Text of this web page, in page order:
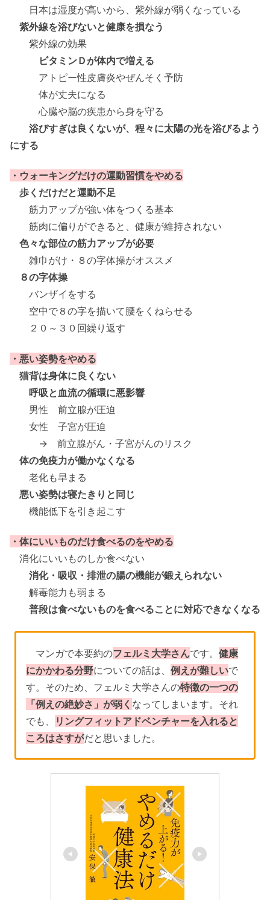
日本は湿度が高いから、紫外線が弱くなっている
紫外線を浴びないと健康を損なう
紫外線の効果
ビタミンＤが体内で増える
アトピー性皮膚炎やぜんそく予防
体が丈夫になる
心臓や脳の疾患から身を守る
浴びすぎは良くないが、程々に太陽の光を浴びるよう
にする
・ウォーキングだけの運動習慣をやめる
歩くだけだと運動不足
筋力アップが強い体をつくる基本
筋肉に偏りができると、健康が維持されない
色々な部位の筋力アップが必要
雑巾がけ・８の字体操がオススメ
８の字体操
バンザイをする
空中で８の字を描いて腰をくねらせる
２０～３０回繰り返す
・悪い姿勢をやめる
猫背は身体に良くない
呼吸と血流の循環に悪影響
男性 前立腺が圧迫
女性 子宮が圧迫
→ 前立腺がん・子宮がんのリスク
体の免疫力が働かなくなる
老化も早まる
悪い姿勢は寝たきりと同じ
機能低下を引き起こす
・体にいいものだけ食べるのをやめる
消化にいいものしか食べない
消化・吸収・排泄の腸の機能が鍛えられない
解毒能力も弱まる
普段は食べないものを食べることに対応できなくなる
マンガで本要約のフェルミ大学さんです。健康
にかかわる分野についての話は、例えが難しいで
す。そのため、フェルミ大学さんの特徴の一つの
「例えの絶妙さ」が弱く なってしまいます。それ
でも、
リングフィットアドベンチャーを入れると
ころはさすがだと思いました。